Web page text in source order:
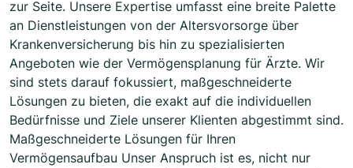
zur Seite. Unsere Expertise umfasst eine breite Palette
an Dienstleistungen von der Altersvorsorge über
Krankenversicherung bis hin zu spezialisierten
Angeboten wie der Vermögensplanung für Ärzte. Wir
sind stets darauf fokussiert, maßgeschneiderte
Lösungen zu bieten, die exakt auf die individuellen
Bedürfnisse und Ziele unserer Klienten abgestimmt sind.
Maßgeschneiderte Lösungen für Ihren
Vermögensaufbau Unser Anspruch ist es, nicht nur